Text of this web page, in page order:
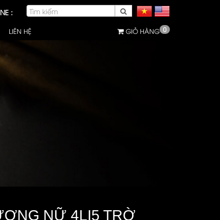
:
LIÊN HỆ GIỎ HÀNG 0
NỮ 4LI5 TRỜ